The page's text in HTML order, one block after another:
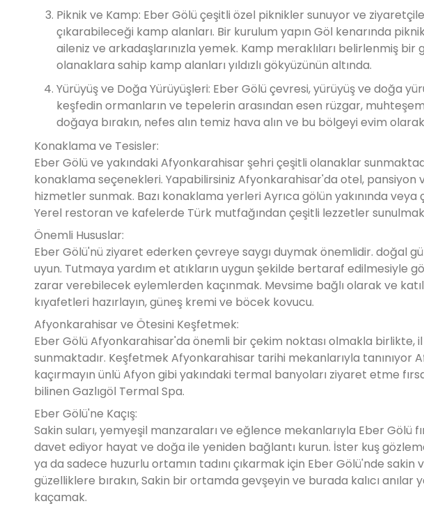
Piknik ve Kamp: Eber Gölü çeşitli özel piknikler sunuyor ve
çıkarabileceği kamp alanları. Bir kurulum yapın Göl kenarında
aileniz ve arkadaşlarınızla yemek. Kamp meraklıları belirlenmiş
olanaklara sahip kamp alanları yıldızlı gökyüzünün altında.
Yürüyüş ve Doğa Yürüyüşleri: Eber Gölü çevresi, yürüyüş ve doğa
keşfedin ormanların ve tepelerin arasından esen rüzgar,
doğaya bırakın, nefes alın temiz hava alın ve bu bölgeyi evim
Konaklama ve Tesisler:
Eber Gölü ve yakındaki Afyonkarahisar şehri çeşitli olanaklar
konaklama seçenekleri. Yapabilirsiniz Afyonkarahisar'da otel, pansiyon
hizmetler sunmak. Bazı konaklama yerleri Ayrıca gölün yakınında
Yerel restoran ve kafelerde Türk mutfağından çeşitli lezzetler
Önemli Hususlar:
Eber Gölü'nü ziyaret ederken çevreye saygı duymak önemlidir. doğal
uyun. Tutmaya yardım et atıkların uygun şekilde bertaraf edilmesiyle
zarar verebilecek eylemlerden kaçınmak. Mevsime bağlı olarak ve
kıyafetleri hazırlayın, güneş kremi ve böcek kovucu.
Afyonkarahisar ve Ötesini Keşfetmek:
Eber Gölü Afyonkarahisar'da önemli bir çekim noktası olmakla birlikte,
sunmaktadır. Keşfetmek Afyonkarahisar tarihi mekanlarıyla tanınıyor
kaçırmayın ünlü Afyon gibi yakındaki termal banyoları ziyaret etme
bilinen Gazlıgöl Termal Spa.
Eber Gölü'ne Kaçış:
Sakin suları, yemyeşil manzaraları ve eğlence mekanlarıyla Eber Gölü
davet ediyor hayat ve doğa ile yeniden bağlantı kurun. İster kuş
ya da sadece huzurlu ortamın tadını çıkarmak için Eber Gölü'nde sakin
güzelliklere bırakın, Sakin bir ortamda gevşeyin ve burada kalıcı
kaçamak.